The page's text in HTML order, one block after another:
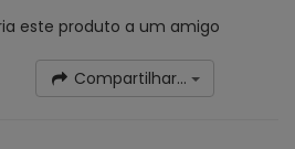
este produto a um amigo
Compartilhar...